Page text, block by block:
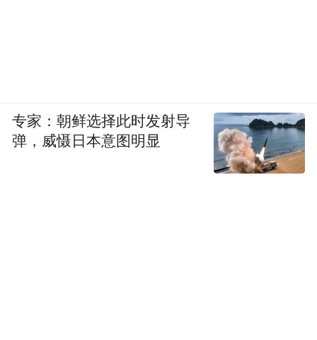
专家：朝鲜选择此时发射导
弹，威慑日本意图明显